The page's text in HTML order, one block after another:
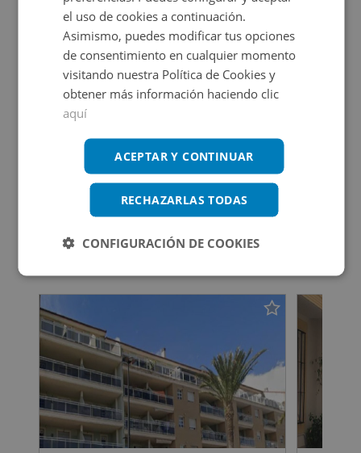
oficial del estado: subastas.boe.es/ds.php?id=SUB-JA-
2026-261928 Piso situado en la localidad de Torrevieja,
provincia de Alicante. Tiene una superficie de 103 m2
Propietario
Certificado energético
Calificación de eficiencia energética
en trámite.
el uso de cookies a continuación.
Asimismo, puedes modificar tus opciones
de consentimiento en cualquier momento
visitando nuestra Política de Cookies y
obtener más información haciendo clic
aquí
ACEPTAR Y CONTINUAR
RECHAZARLAS TODAS
CONFIGURACIÓN DE COOKIES